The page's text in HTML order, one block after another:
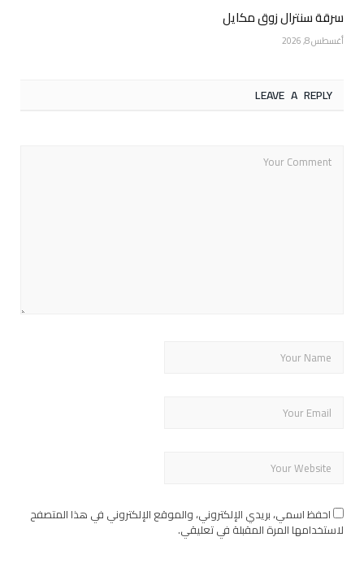
سرقة سنترال زوق مكايل
أغسطس 8, 2026
LEAVE A REPLY
احفظ اسمي، بريدي الإلكتروني، والموقع الإلكتروني في هذا المتصفح
لاستخدامها المرة المقبلة في تعليقي.